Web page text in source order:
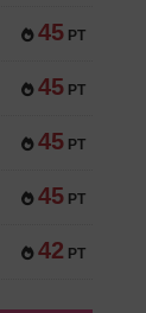
45 PT
45 PT
45 PT
45 PT
42 PT